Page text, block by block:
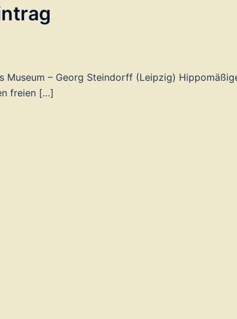
Museum – Georg Steindorff (Leipzig)
freien […]